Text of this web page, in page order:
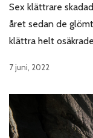
Sex klättrare
året sedan de
klättra helt
7 juni, 2022